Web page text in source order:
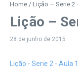
Home / Lição – Serie 2
Lição –
28 de junho de 2015
Lição - Serie 2 - Aula